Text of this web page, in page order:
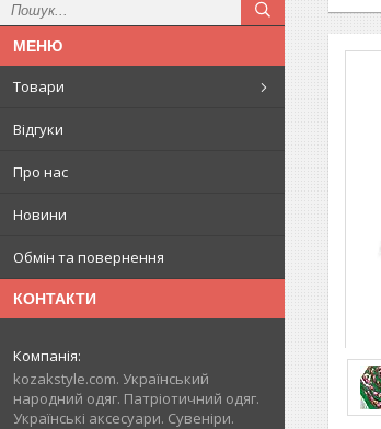
Товари
Відгуки
Про нас
Новини
Обмін та повернення
КОНТАКТИ
kozakstyle.com. Український
народний одяг. Патріотичний одяг.
Українські аксесуари. Сувеніри.